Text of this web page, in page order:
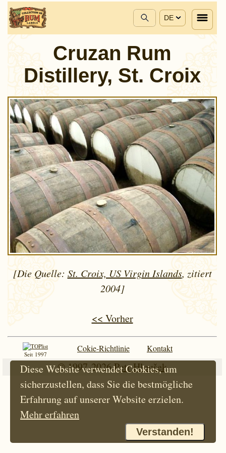
DE
Cruzan Rum
Distillery, St. Croix
[Die Quelle: St. Croix, US Virgin Islands, zitiert
2004]
<< Vorher
Seit 1997
Cokie-Richtlinie Kontakt
© 1997-2026Petr Hloušek
Diese Website verwendet Cookies, um
sicherzustellen, dass Sie die bestmögliche
Erfahrung auf unserer Website erzielen.
Mehr erfahren
Verstanden!